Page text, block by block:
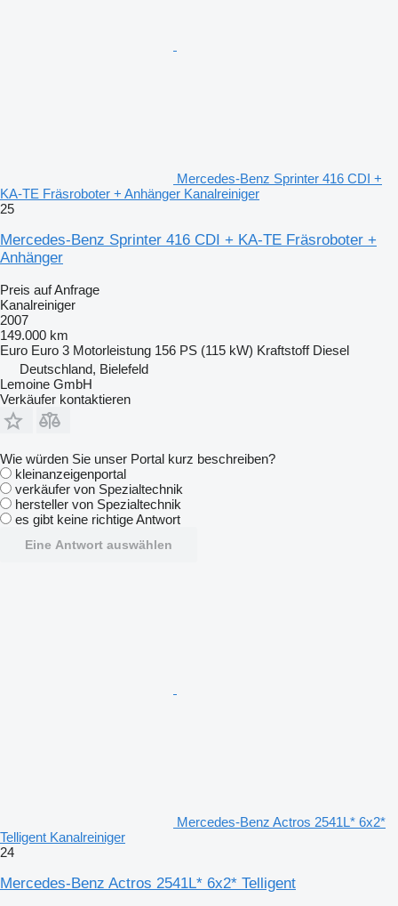
Mercedes-Benz Sprinter 416 CDI +
KA-TE Fräsroboter + Anhänger Kanalreiniger
25
Mercedes-Benz Sprinter 416 CDI + KA-TE Fräsroboter +
Anhänger
Preis auf Anfrage
Kanalreiniger
2007
149.000 km
Euro Euro 3 Motorleistung 156 PS (115 kW) Kraftstoff Diesel
Deutschland, Bielefeld
Lemoine GmbH
Verkäufer kontaktieren
Wie würden Sie unser Portal kurz beschreiben?
kleinanzeigenportal
verkäufer von Spezialtechnik
hersteller von Spezialtechnik
es gibt keine richtige Antwort
Eine Antwort auswählen
Mercedes-Benz Actros 2541L* 6x2*
Telligent Kanalreiniger
24
Mercedes-Benz Actros 2541L* 6x2* Telligent